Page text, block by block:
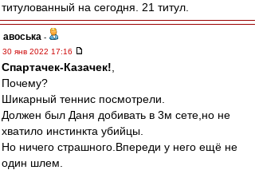
титулованный на сегодня. 21 титул.
авоська -
30 янв 2022 17:16
Спартачек-Казачек!
Почему?
Шикарный теннис посмотрели.
Должен был Даня добивать в 3м сете,но не
хватило инстинкта убийцы.
Но ничего страшного.Впереди у него ещё не
один шлем.